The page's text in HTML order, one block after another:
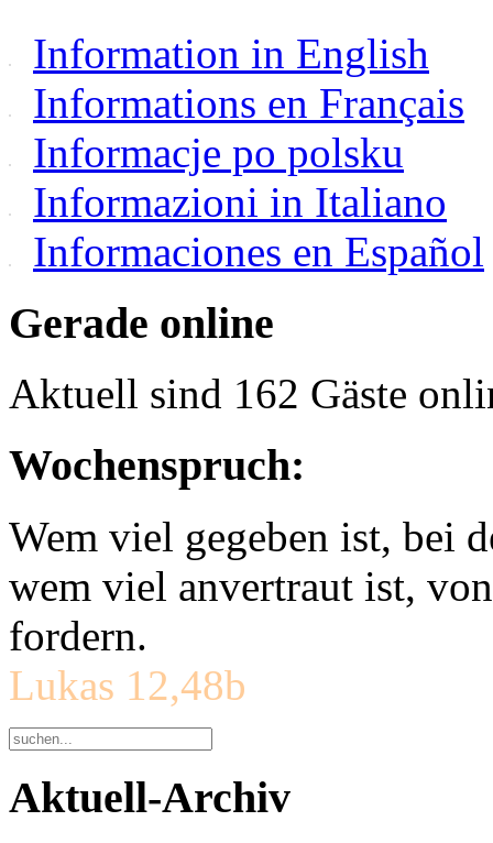
Information in English
Informations en Français
Informacje po polsku
Informazioni in Italiano
Informaciones en Español
Gerade online
Aktuell sind 162 Gäste
Wochenspruch:
Wem viel gegeben ist, bei
wem viel anvertraut ist,
fordern.
Lukas 12,48b
Aktuell-Archiv